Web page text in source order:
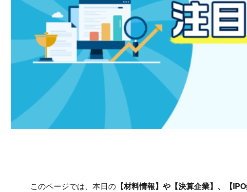
このページでは、本日の 【材料情報】や【決算企業】、【IPO